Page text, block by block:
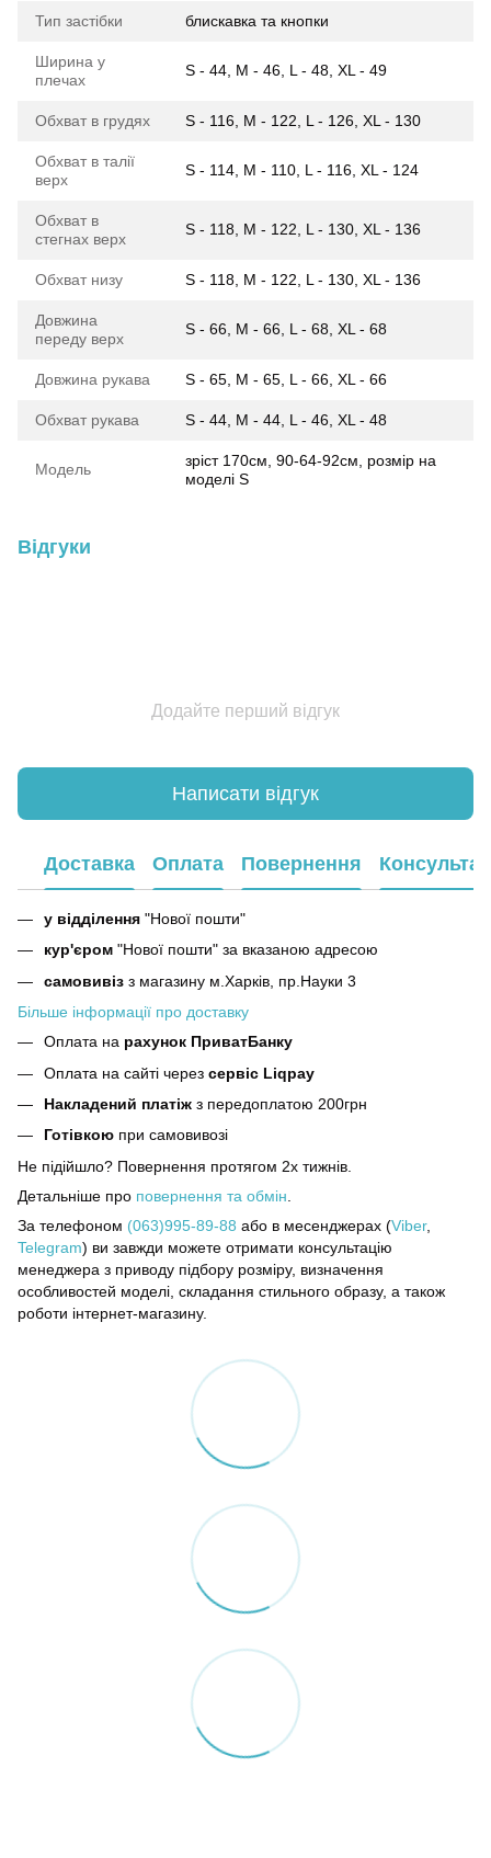
Тип застібки блискавка та кнопки
Ширина у
плечах
S - 44, M - 46, L - 48, XL - 49
Обхват в грудях S - 116, M - 122, L - 126, XL - 130
Обхват в талії
верх
S - 114, M - 110, L - 116, XL - 124
Обхват в
стегнах верх
S - 118, M - 122, L - 130, XL - 136
Обхват низу S - 118, M - 122, L - 130, XL - 136
Довжина
переду верх
S - 66, M - 66, L - 68, XL - 68
Довжина рукава S - 65, M - 65, L - 66, XL - 66
Обхват рукава S - 44, M - 44, L - 46, XL - 48
Модель
зріст 170см, 90-64-92см, розмір на
моделі S
Відгуки
Додайте перший відгук
Написати відгук
Доставка Оплата Повернення
у відділення "Нової пошти"
кур'єром "Нової пошти" за вказаною адресою
самовивіз з магазину м.Харків, пр.Науки 3
Більше інформації про доставку
Оплата на рахунок ПриватБанку
Оплата на сайті через сервіс Liqpay
Накладений платіж з передоплатою 200грн
Готівкою при самовивозі
Не підійшло? Повернення протягом 2х тижнів.
Детальніше про повернення та обмін
За телефоном (063)995-89-88 або в месенджерах (Viber,
Telegram) ви завжди можете отримати консультацію
менеджера з приводу підбору розміру, визначення
особливостей моделі, складання стильного образу, а також
роботи інтернет-магазину.